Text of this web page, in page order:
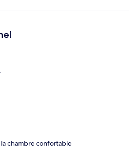
la chambre confortable